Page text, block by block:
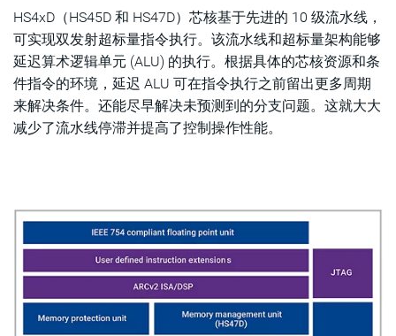
HS4xD（HS45D 和 HS47D）芯核基于先进的 10 级流水线，
可实现双发射超标量指令执行。该流水线和超标量架构能够
延迟算术逻辑单元 (ALU) 的执行。根据具体的芯核资源和条
件指令的环境，延迟 ALU 可在指令执行之前留出更多周期
来解决条件。还能尽早解决未预测到的分支问题。这就大大
减少了流水线停滞并提高了控制操作性能。